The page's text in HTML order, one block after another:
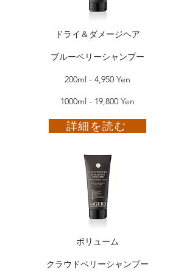
ドライ＆ダメージヘア
ブルーベリーシャンプー
200ml - 4,950 Yen
1000ml - 19,800 Yen
詳細を読む
ボリューム
クラウドベリーシャンプー